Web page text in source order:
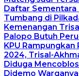
Daftar Sementara
Tumbang di
Kemenangan
Palopo Butuh
KPU
2024, Trisal-
Diduga
Didemo Warganya